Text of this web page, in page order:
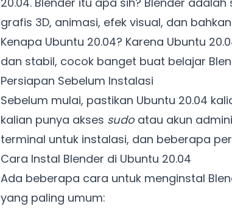
grafis 3D, animasi, efek visual, dan
Kenapa Ubuntu 20.04? Karena Ubuntu
dan stabil, cocok banget buat belajar
Persiapan Sebelum Instalasi
Sebelum mulai, pastikan Ubuntu 20.04
kalian punya akses sudoatau akun
terminal untuk instalasi, dan beberapa
Cara Instal Blender di Ubuntu 20.04
Ada beberapa cara untuk menginstal
yang paling umum: